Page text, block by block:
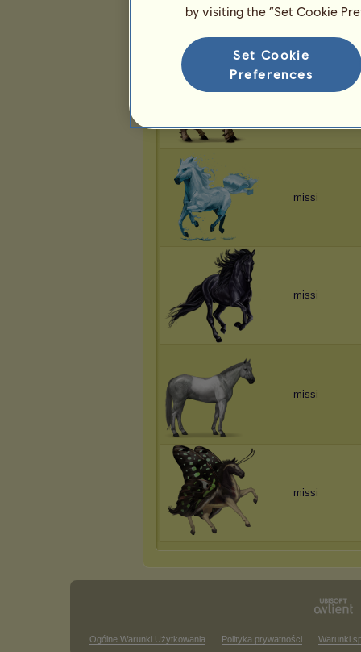
missi
missi
missi
missi
Ogólne Warunki Użytkowania Polityka prywatności Warunki
by visiting the “Set Cookie
Set Cookie
Preferences